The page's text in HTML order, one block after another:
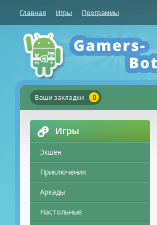
Главная Игры Программы
Ваши закладки 0
Игры
Экшен
Приключения
Аркады
Настольные